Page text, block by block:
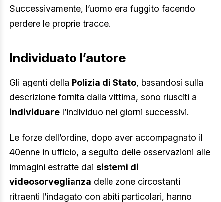
Successivamente, l’uomo era fuggito facendo
perdere le proprie tracce.
Individuato l’autore
Gli agenti della Polizia di Stato, basandosi sulla
descrizione fornita dalla vittima, sono riusciti a
individuare l’individuo nei giorni successivi.
Le forze dell’ordine, dopo aver accompagnato il
40enne in ufficio, a seguito delle osservazioni alle
immagini estratte dai sistemi di
videosorveglianza delle zone circostanti
ritraenti l’indagato con abiti particolari, hanno